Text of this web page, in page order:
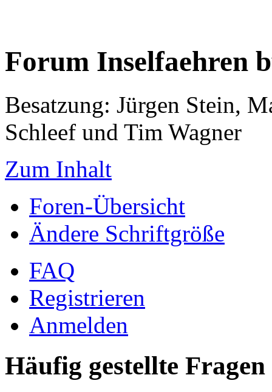
Forum Inselfaehren
Besatzung: Jürgen Stein,
Schleef und Tim Wagner
Zum Inhalt
Foren-Übersicht
Ändere Schriftgröße
FAQ
Registrieren
Anmelden
Häufig gestellte Fragen